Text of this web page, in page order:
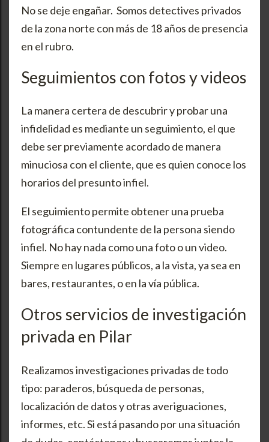
No se deje engañar. Somos detectives privados
de la zona norte con más de 18 años de presencia
en el rubro.
Seguimientos con fotos y videos
La manera certera de descubrir y probar una
infidelidad es mediante un seguimiento, el que
debe ser previamente acordado de manera
minuciosa con el cliente, que es quien conoce los
horarios del presunto infiel.
El seguimiento permite obtener una prueba
fotográfica contundente de la persona siendo
infiel. No hay nada como una foto o un video.
Siempre en lugares públicos, a la vista, ya sea en
bares, restaurantes, o en la vía pública.
Otros servicios de investigación
privada en Pilar
Realizamos investigaciones privadas de todo
tipo: paraderos, búsqueda de personas,
localización de datos y otras averiguaciones,
informes, etc. Si está pasando por una situación